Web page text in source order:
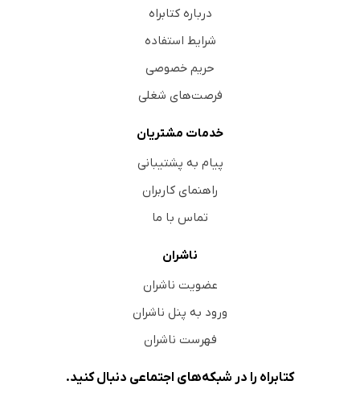
درباره کتابراه
شرایط استفاده
حریم خصوصی
فرصت‌های شغلی
خدمات مشتریان
پیام به پشتیبانی
راهنمای کاربران
تماس با ما
ناشران
عضویت ناشران
ورود به پنل ناشران
فهرست ناشران
کتابراه را در شبکه‌های اجتماعی دنبال کنید.